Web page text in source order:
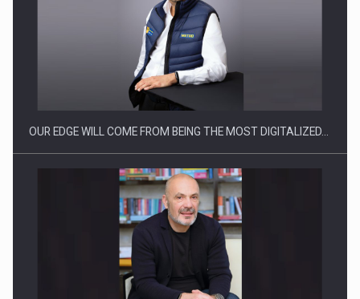
Producatorii si comerciantii care nu se supun noilor
OUR EDGE WILL COME FROM BEING THE MOST DIGITALIZED…